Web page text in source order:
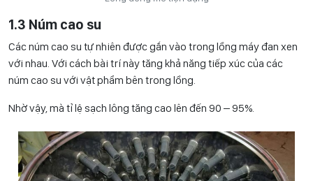
1.3 Núm cao su
Các núm cao su tự nhiên được gắn vào trong lồng máy đan xen
với nhau. Với cách bài trí này tăng khả năng tiếp xúc của các
núm cao su với vật phẩm bên trong lồng.
Nhờ vậy, mà tỉ lệ sạch lông tăng cao lên đến 90 – 95%.